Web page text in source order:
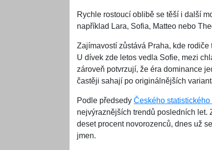
Rychle rostoucí oblibě se těší i další
například Lara, Sofia, Matteo nebo
Zajímavostí zůstává Praha, kde
U dívek zde letos vedla Sofie, mezi
zároveň potvrzují, že éra dominance
častěji sahají po originálnějších
Podle předsedy Českého statistického
nejvýraznějších trendů posledních
deset procent novorozenců, dnes už
jmen.